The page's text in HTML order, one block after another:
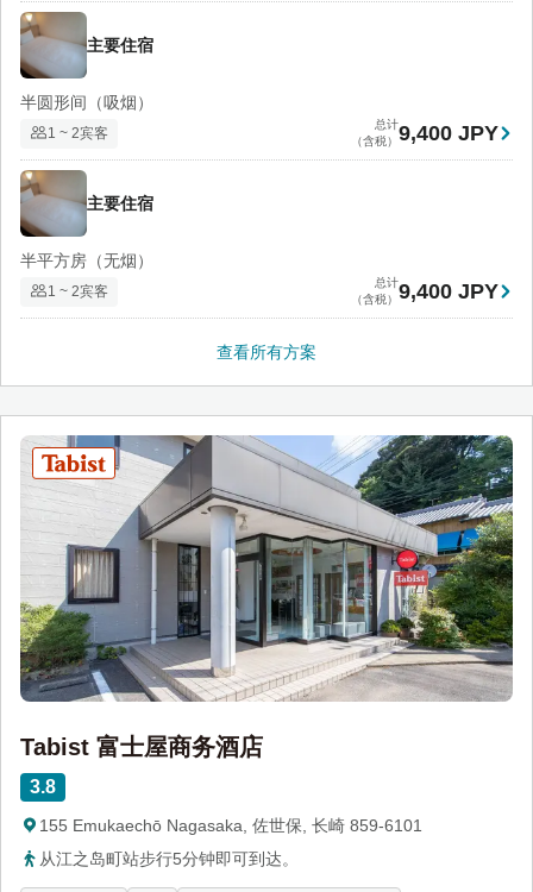
主要住宿
半圆形间（吸烟）
1 ~ 2宾客
总计
（含税） 9,400 JPY
主要住宿
半平方房（无烟）
1 ~ 2宾客
总计
（含税） 9,400 JPY
查看所有方案
Tabist 富士屋商务酒店
3.8
155 Emukaechō Nagasaka, 佐世保, 长崎 859-6101
从江之岛町站步行5分钟即可到达。